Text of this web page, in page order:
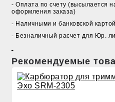
- Оплата по счету (высылается
оформления заказа)
- Наличными и банковской
- Безналичный расчет для Юр.
Рекомендуемые